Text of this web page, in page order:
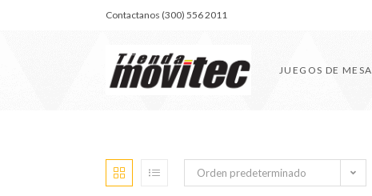
Contactanos (300) 556 2011
JUEGOS DE MESA
Orden predeterminado